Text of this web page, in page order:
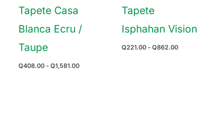
Tapete Casa
Blanca Ecru /
Taupe
Q408.00 - Q1,581.00Rango
Tapete
Isphahan Vision
Q221.00 - Q862.00Rango